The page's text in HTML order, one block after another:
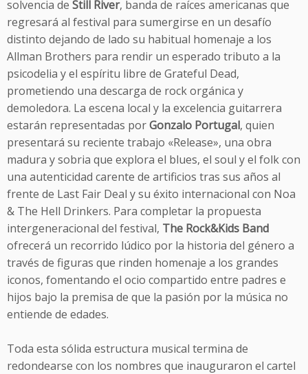
solvencia de Still River, banda de raíces americanas que
regresará al festival para sumergirse en un desafío
distinto dejando de lado su habitual homenaje a los
Allman Brothers para rendir un esperado tributo a la
psicodelia y el espíritu libre de Grateful Dead,
prometiendo una descarga de rock orgánica y
demoledora. La escena local y la excelencia guitarrera
estarán representadas porGonzalo Portugal, quien
presentará su reciente trabajo «Release», una obra
madura y sobria que explora el blues, el soul y el folk con
una autenticidad carente de artificios tras sus años al
frente de Last Fair Deal y su éxito internacional con Noa
& The Hell Drinkers. Para completar la propuesta
intergeneracional del festival, The Rock&Kids Band
ofrecerá un recorrido lúdico por la historia del género a
través de figuras que rinden homenaje a los grandes
iconos, fomentando el ocio compartido entre padres e
hijos bajo la premisa de que la pasión por la música no
entiende de edades.
Toda esta sólida estructura musical termina de
redondearse con los nombres que inauguraron el cartel